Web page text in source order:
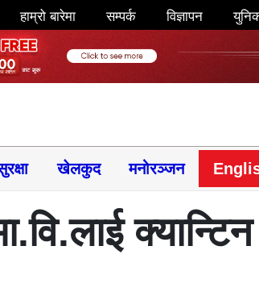
हाम्रो बारेमा सम्पर्क विज्ञापन
खेलकुद मनोरञ्जन
क्यान्टिन